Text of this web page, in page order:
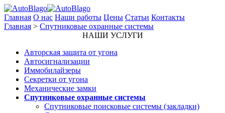
Главная О нас Наши работы Цены Статьи Контакты
Главная > Спутниковые охранные системы
НАШИ УСЛУГИ
Авторская защита от угона
Автосигнализации
Иммобилайзеры
Секретки от угона
Механические замки
Спутниковые охранные системы
Спутниковые поисковые системы (закладки)